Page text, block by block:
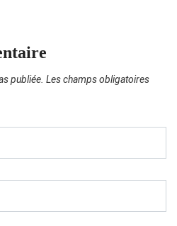
publiée. Les champs obligatoires